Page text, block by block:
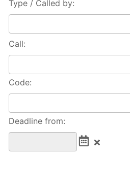
Type / Called by:
Call:
Code:
Deadline from: